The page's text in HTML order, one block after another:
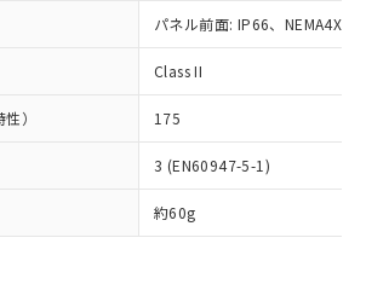
パネル前面: IP66、NEMA4X,
Class II
） 175
3 (EN60947-5-1)
約60g
）をご利用いただくには、I-Web
バーズにご登録されている必要が
す。
様が当ウェブサイト上で当社にご
れた部品リストについて、当社
び当社の共同利用者が、当社の製
サービスに関するお客様との取
商談に必要な範囲で利用すること
ることがあります。
証明書ダウンロード
有証明書をダウンロードするこ
令（10物質）の非含有証明書
漏えいし、環境に深刻な影響を
年数を意味します。
認です。当社販売部門へお問
輸出するおそれがある場合は、取
きをいたしません。
キャンセル
情報を公開していない機種